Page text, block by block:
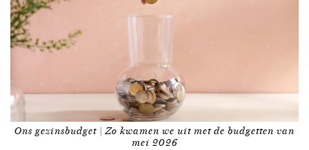
Ons gezinsbudget | Zo kwamen we uit met de budgetten van
mei 2026